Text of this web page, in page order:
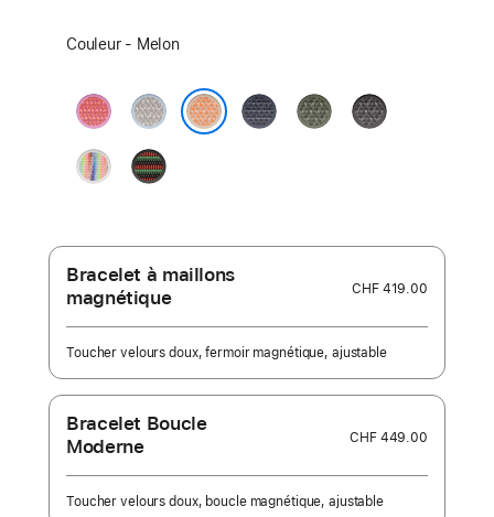
Sélectionnez
Couleur - Melon
Rose
goyave
Bleu
brume
Bleu
maritime
Forêt
Gris
foncé
Pride
Edition
Black
Unity
Rhythm
Bracelet à maillons
magnétique
CHF 419.00
Toucher velours doux, fermoir magnétique, ajustable
Bracelet Boucle
Moderne
CHF 449.00
Toucher velours doux, boucle magnétique, ajustable